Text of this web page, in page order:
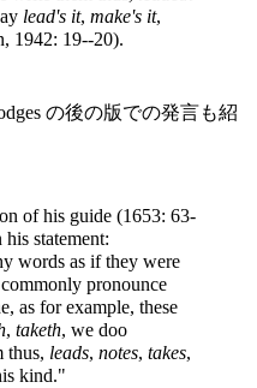
lead's it, make's it,
1942: 19--20).
の後の版での発言も紹
of his guide (1653: 63-
statement:
words as if they were
pronounce
as for example, these
, taketh, we doo
thus, leads, notes, takes,
kind."